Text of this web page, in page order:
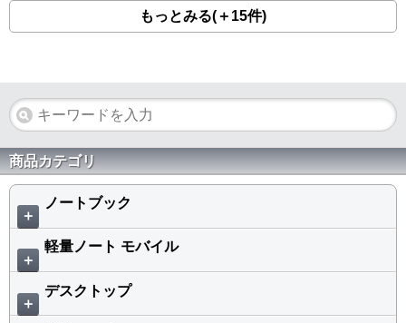
もっとみる(＋15件)
商品カテゴリ
＋
ノートブック
＋
軽量ノート モバイル
＋
デスクトップ